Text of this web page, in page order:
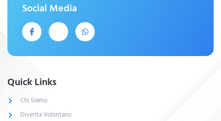
Social Media
Quick Links
Chi Siamo
Diventa Volontario